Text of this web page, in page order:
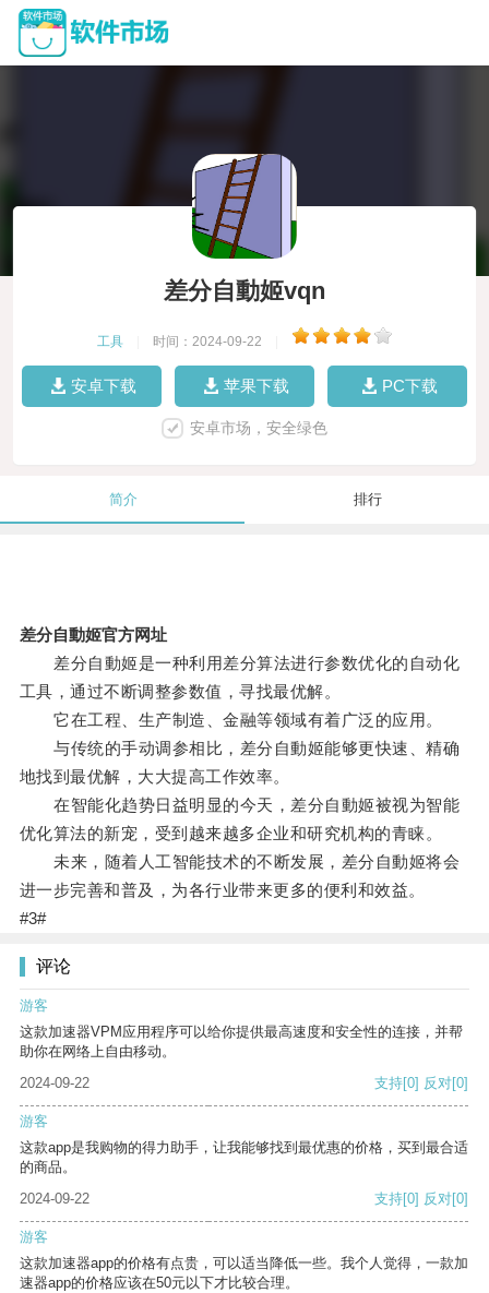
差分自動姬vqn
工具 时间：2024-09-22
安卓下载 苹果下载 PC下载
安卓市场，安全绿色
简介 排行
差分自動姬官方网址
差分自動姬是一种利用差分算法进行参数优化的自动化
工具，通过不断调整参数值，寻找最优解。
它在工程、生产制造、金融等领域有着广泛的应用。
与传统的手动调参相比，差分自動姬能够更快速、精确
地找到最优解，大大提高工作效率。
在智能化趋势日益明显的今天，差分自動姬被视为智能
优化算法的新宠，受到越来越多企业和研究机构的青睐。
未来，随着人工智能技术的不断发展，差分自動姬将会
进一步完善和普及，为各行业带来更多的便利和效益。
#3#
评论
游客
这款加速器VPM应用程序可以给你提供最高速度和安全性的连接，并帮
助你在网络上自由移动。
2024-09-22
支持[0] 反对[0]
游客
这款app是我购物的得力助手，让我能够找到最优惠的价格，买到最合适
的商品。
2024-09-22
支持[0] 反对[0]
游客
这款加速器app的价格有点贵，可以适当降低一些。我个人觉得，一款加
速器app的价格应该在50元以下才比较合理。